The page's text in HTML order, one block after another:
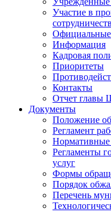
Участие в
Официальные
Информация
Кадровая
Приоритеты
Контакты
Отчет главы
Документы
Положение
Регламент
Нормативные
Регламенты
услуг
Формы
Порядок
Перечень